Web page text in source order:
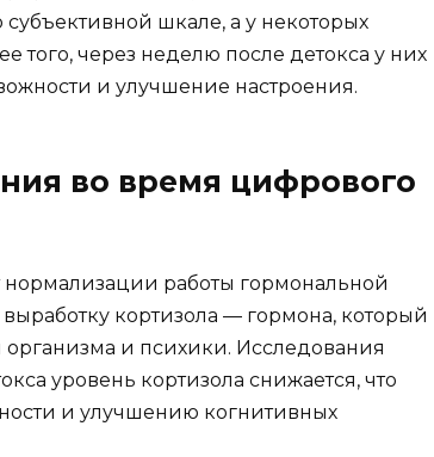
шкале, а у некоторых
того, через неделю после детокса у них
и улучшение настроения.
во время цифрового
нормализации работы гормональной
кортизола — гормона, который
и психики. Исследования
уровень кортизола снижается, что
и улучшению когнитивных